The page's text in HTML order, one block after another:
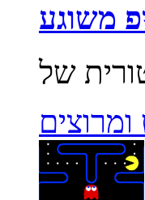
משוגע